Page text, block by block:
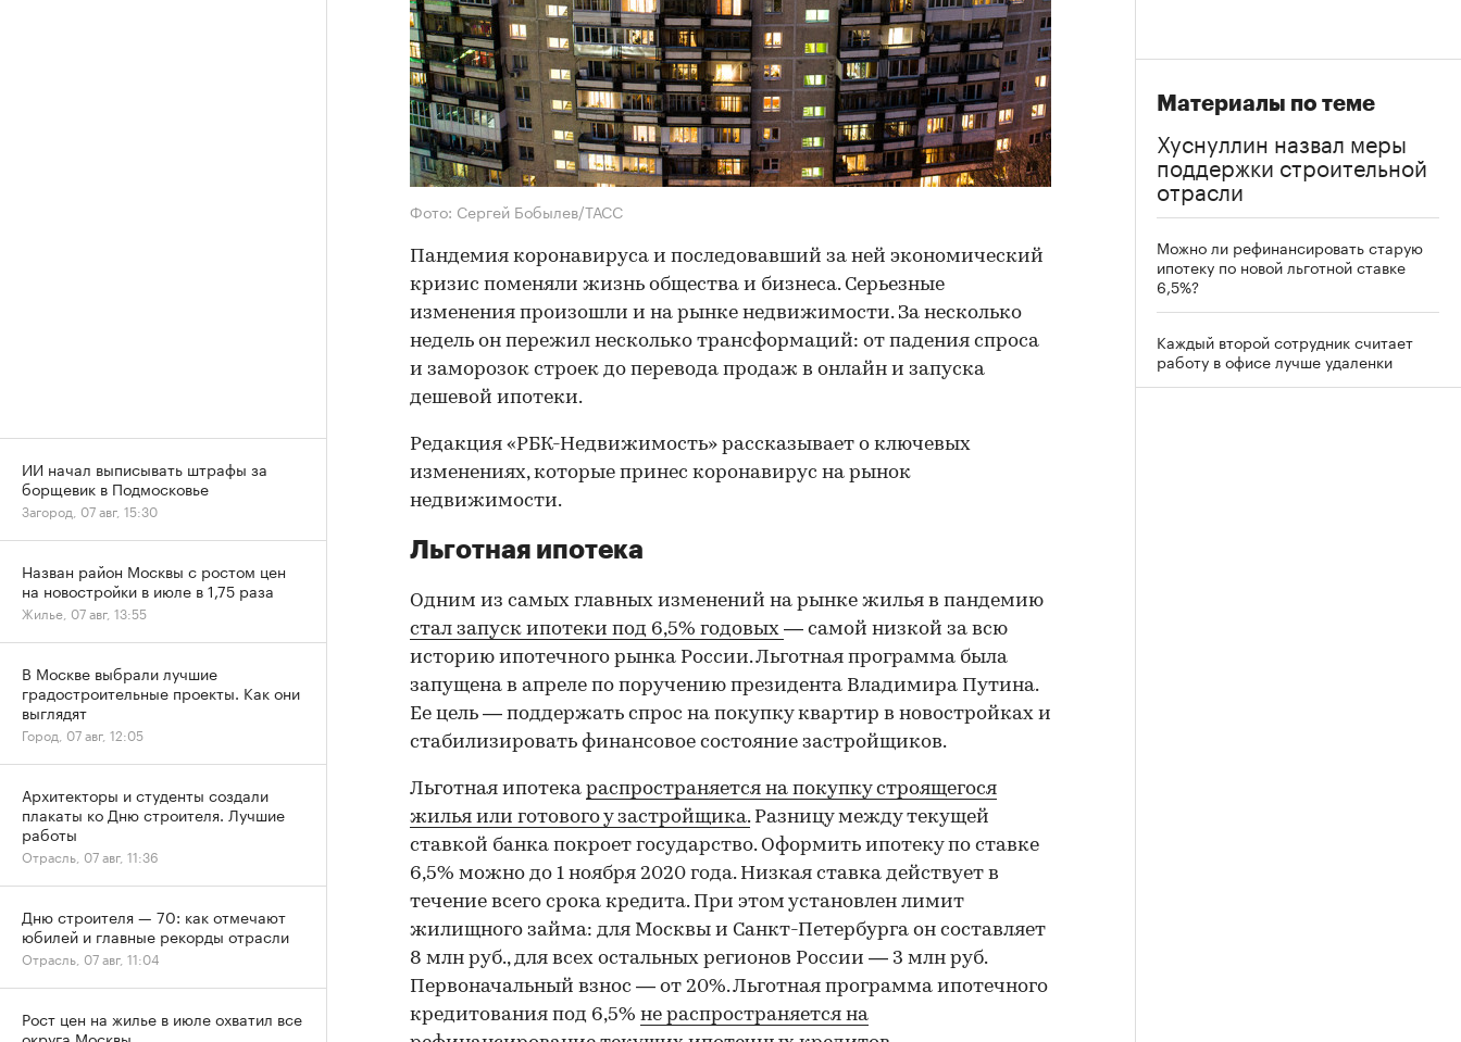
Фото: Сергей Бобылев/ТАСС
Пандемия коронавируса и последовавший за ней экономический
кризис поменяли жизнь общества и бизнеса. Серьезные
изменения произошли и на рынке недвижимости. За несколько
недель он пережил несколько трансформаций: от падения спроса
и заморозок строек до перевода продаж в онлайн и запуска
дешевой ипотеки.
Редакция «РБК-Недвижимость» рассказывает о ключевых
изменениях, которые принес коронавирус на рынок
недвижимости.
Льготная ипотека
00:00
Одним из самых главных изменений на рынке жилья в пандемию
стал запуск ипотеки под 6,5% годовых — самой низкой за всю
историю ипотечного рынка России. Льготная программа была
запущена в апреле по поручению президента Владимира Путина.
Ее цель — поддержать спрос на покупку квартир в новостройках и
стабилизировать финансовое состояние застройщиков.
Льготная ипотека распространяется на покупку строящегося
жилья или готового у застройщика.Разницу между текущей
ставкой банка покроет государство. Оформить ипотеку по ставке
6,5% можно до 1 ноября 2020 года. Низкая ставка действует в
течение всего срока кредита. При этом установлен лимит
жилищного займа: для Москвы и Санкт-Петербурга он составляет
8 млн руб., для всех остальных регионов России — 3 млн руб.
Первоначальный взнос — от 20%. Льготная программа ипотечного
кредитования под 6,5% не распространяется на
Материалы по теме
Хуснуллин назвал меры
поддержки строительной
отрасли
Можно ли рефинансировать старую
ипотеку по новой льготной ставке
6,5%?
Каждый второй сотрудник считает
работу в офисе лучше удаленки
ИИ начал выписывать штрафы за
борщевик в Подмосковье
Загород, 07 авг, 15:30
Назван район Москвы с ростом цен
на новостройки в июле в 1,75 раза
Жилье, 07 авг, 13:55
В Москве выбрали лучшие
градостроительные проекты. Как они
выглядят
Город, 07 авг, 12:05
Архитекторы и студенты создали
плакаты ко Дню строителя. Лучшие
работы
Отрасль, 07 авг, 11:36
Дню строителя — 70: как отмечают
юбилей и главные рекорды отрасли
Отрасль, 07 авг, 11:04
Рост цен на жилье в июле охватил все